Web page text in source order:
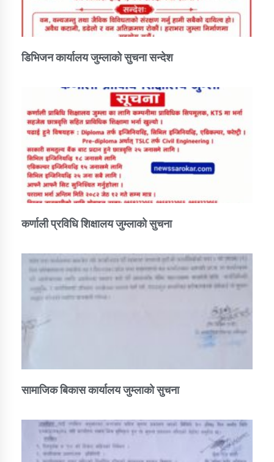
डिभिजन कार्यालय जुम्लाको सुचना सन्देश
कर्णाली प्रविधि शिक्षालय जुम्लाको सुचना
सामाजिक बिकास कार्यालय जुम्लाकाे सुचना